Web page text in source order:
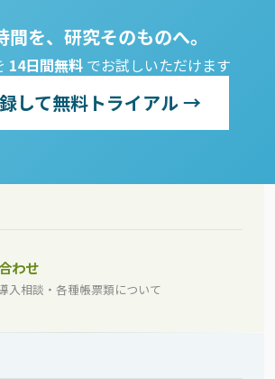
間を、研究そのものへ。
14日間無料 でお試しいただけます
して無料トライアル →
わせ
入相談・各種帳票類について